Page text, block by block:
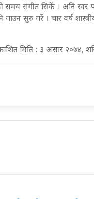
संगीत सिकें । अनि स्वर
गाउन सुरु गरें । चार वर्ष
मिति : ३ असार २०७४,